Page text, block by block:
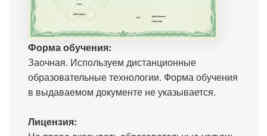
Форма обучения:
Заочная. Используем дистанционные
образовательные технологии. Форма обучения
в выдаваемом документе не указывается.
Лицензия: